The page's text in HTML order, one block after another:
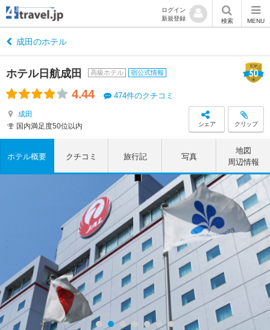
ログイン
新規登録
検索 MENU
成田のホテル
ホテル日航成田 高級ホテル 宿公式情報
4.44 474件のクチコミ
成田
国内満足度50位以内
シェア クリップ
ホテル概要 クチコミ 旅行記 写真
地図
周辺情報